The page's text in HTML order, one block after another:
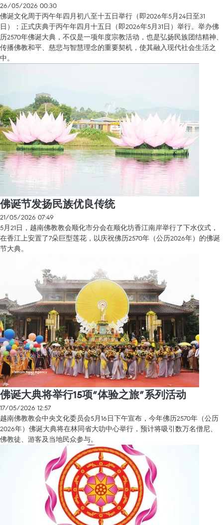
26/05/2026 00:30
佛诞文化周于丙午年四月初八至十五日举行（即2026年5月24日至31
日）；正式庆典于丙午年四月十五日（即2026年5月31日）举行。举办佛
历2570年佛诞大典，不仅是一项年度宗教活动，也是弘扬民族团结精神、
传播佛教和平、慈悲与智慧理念的重要契机，使其融入现代社会生活之
中。
佛诞节发扬民族优良传统
21/05/2026 07:49
5月21日，越南佛教教会顺化市分会在顺化坊香江南岸举行了下水仪式，
在香江上安置了7朵巨型莲花，以庆祝佛历2570年（公历2026年）的佛诞
节大典。
佛诞大典将举行15项“体验之旅”系列活动
17/05/2026 12:57
越南佛教教会中央文化委员会5月16日下午宣布，今年佛历2570年（公历
2026年）佛诞大典将在林同省大叻中心举行，预计将吸引数万名僧尼、
佛教徒、游客及当地民众参与。